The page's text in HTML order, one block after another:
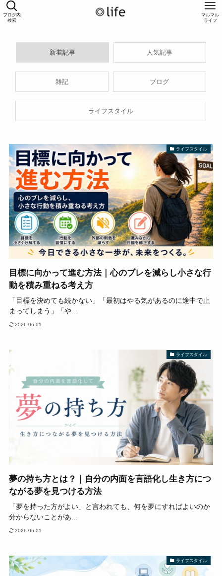
ブログ内
検索
マルマル
ライフ
新着記事 人気記事
雑記 ブログ
ライフスタイル
ライフスタイル
目標に向かって進む方法｜心のブレを減らし小さな行
動を積み重ねる考え方
「目標を決めても続かない」「最初はやる気があるのに途中で止
まってしまう」「や...
2026-06-01
ライフスタイル
夢の持ち方とは？｜自分の内面を言語化し生き方につ
ながる夢を見つける方法
「夢を持った方がよい」と言われても、何を夢にすればよいのか
分からないことがあ...
2026-06-01
ライフスタイル